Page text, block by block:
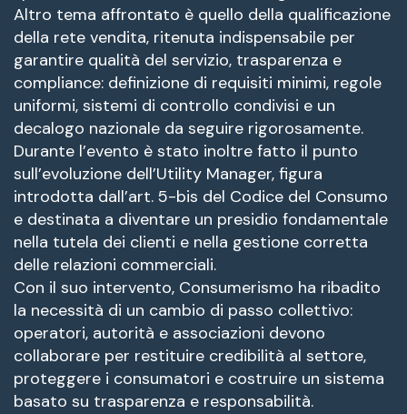
Altro tema affrontato è quello della qualificazione
della rete vendita, ritenuta indispensabile per
garantire qualità del servizio, trasparenza e
compliance: definizione di requisiti minimi, regole
uniformi, sistemi di controllo condivisi e un
decalogo nazionale da seguire rigorosamente.
Durante l’evento è stato inoltre fatto il punto
sull’evoluzione dell’Utility Manager, figura
introdotta dall’art. 5-bis del Codice del Consumo
e destinata a diventare un presidio fondamentale
nella tutela dei clienti e nella gestione corretta
delle relazioni commerciali.
Con il suo intervento, Consumerismo ha ribadito
la necessità di un cambio di passo collettivo:
operatori, autorità e associazioni devono
collaborare per restituire credibilità al settore,
proteggere i consumatori e costruire un sistema
basato su trasparenza e responsabilità.